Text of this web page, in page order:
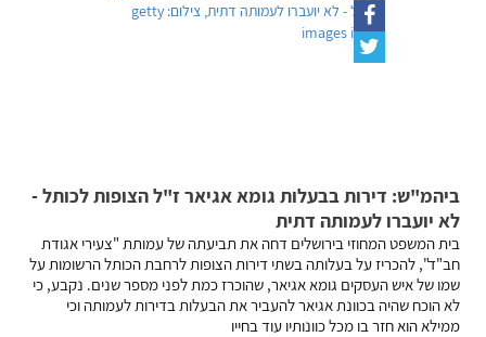
ביהמ"ש: דירות בבעלות גומא אגיאר ז"ל הצופות לכותל -
לא יועברו לעמותה דתית
בית המשפט המחוזי בירושלים דחה את תביעתה של עמותת "צעירי אגודת
חב"ד", להכריז על בעלותה בשתי דירות הצופות לרחבת הכותל הרשומות על
שמו של איש העסקים גומא אגיאר, שהוכרז כמת לפני מספר שנים. נקבע, כי
לא הוכח שהיה בכוונת אגיאר להעביר את הבעלות בדירות לעמותה וכי
ממילא הוא חזר בו מכל כוונותיו עוד בחייו